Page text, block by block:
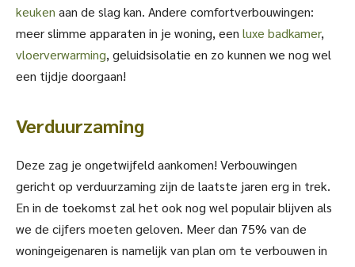
keuken aan de slag kan. Andere comfortverbouwingen:
meer slimme apparaten in je woning, een luxe badkamer,
vloerverwarming, geluidsisolatie en zo kunnen we nog wel
een tijdje doorgaan!
Verduurzaming
Deze zag je ongetwijfeld aankomen! Verbouwingen
gericht op verduurzaming zijn de laatste jaren erg in trek.
En in de toekomst zal het ook nog wel populair blijven als
we de cijfers moeten geloven. Meer dan 75% van de
woningeigenaren is namelijk van plan om te verbouwen in